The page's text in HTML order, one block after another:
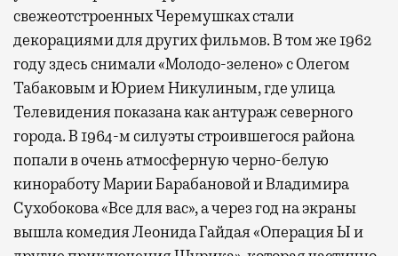
свежеотстроенных Черемушках стали
декорациями для других фильмов. В том же 1962
году здесь снимали «Молодо-зелено» с Олегом
Табаковым и Юрием Никулиным, где улица
Телевидения показана как антураж северного
города. В 1964-м силуэты строившегося района
попали в очень атмосферную черно-белую
киноработу Марии Барабановой и Владимира
Сухобокова «Все для вас», а через год на экраны
вышла комедия Леонида Гайдая «Операция Ы и